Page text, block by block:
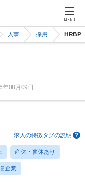
MENU
人事 採用 HRBP
08月09日
求人の特徴タグの説明
産休・育休あり
企業